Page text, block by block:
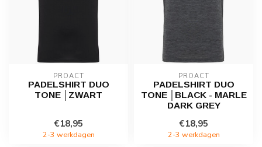
PROACT
PADELSHIRT DUO
TONE │ZWART
€18,95
2-3 werkdagen
PROACT
PADELSHIRT DUO
TONE │BLACK - MARLE
DARK GREY
€18,95
2-3 werkdagen